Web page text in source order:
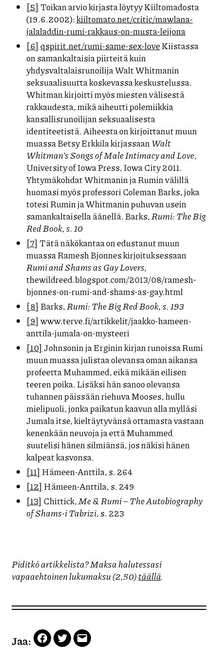
[5] Toikan arvio kirjasta löytyy Kiiltomadosta
(19.6.2002):kiiltomato.net/critic/mawlana-
jalaladdin-rumi-rakkaus-on-musta-leijona
[6]qspirit.net/rumi-same-sex-loveKiistassa
on samankaltaisia piirteitä kuin
yhdysvaltalaisrunoilija Walt Whitmanin
seksuaalisuutta koskevassa keskustelussa.
Whitman kirjoitti myös miesten välisestä
rakkaudesta, mikä aiheutti polemiikkia
kansallisrunoilijan seksuaalisesta
identiteetistä. Aiheesta on kirjoittanut muun
muassa Betsy Erkkila kirjassaanWalt
Whitman’s Songs of Male Intimacy and Love,
University of Iowa Press, Iowa City 2011.
Yhtymäkohdat Whitmanin ja Rumin välillä
huomasi myös professori Coleman Barks, joka
totesi Rumin ja Whitmanin puhuvan usein
samankaltaisella äänellä. Barks,Rumi: The Big
Red Book, s. 10
[7] Tätä näkökantaa on edustanut muun
muassa Ramesh Bjonnes kirjoituksessaan
Rumi and Shams as Gay Lovers,
thewildreed.blogspot.com/2013/08/ramesh-
bjonnes-on-rumi-and-shams-as-gay.html
[8]Barks,Rumi: The Big Red Book, s. 193
[9]www.terve.fi/artikkelit/jaakko-hameen-
anttila-jumala-on-mysteeri
[10] Johnsonin ja Erginin kirjan runoissa Rumi
muun muassa julistaa olevansa oman aikansa
profeetta Muhammed, eikä mikään eilisen
teeren poika. Lisäksi hän sanoo olevansa
tuhannen päissään riehuva Mooses, hullu
mielipuoli, jonka paikatun kaavun alla mylläsi
Jumala itse, kieltäytyvänsä ottamasta vastaan
kenenkään neuvoja ja että Muhammed
suutelisi hänen silmiänsä, jos näkisi hänen
kalpeat kasvonsa.
[11]Hämeen-Anttila, s. 264
[12]Hämeen-Anttila, s. 249
[13] Chittick,Me & Rumi – The Autobiography
of Shams-i Tabrizi, s. 223
Piditkö artikkelista? Maksa halutessasi
vapaaehtoinen lukumaksu (2,50)täällä.
Jaa: Facebook
TwitterEmail